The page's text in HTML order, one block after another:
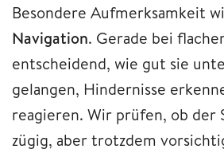
Besondere Aufmerksamkeit
Navigation. Gerade bei
entscheidend, wie gut sie
gelangen, Hindernisse
reagieren. Wir prüfen, ob der
zügig, aber trotzdem